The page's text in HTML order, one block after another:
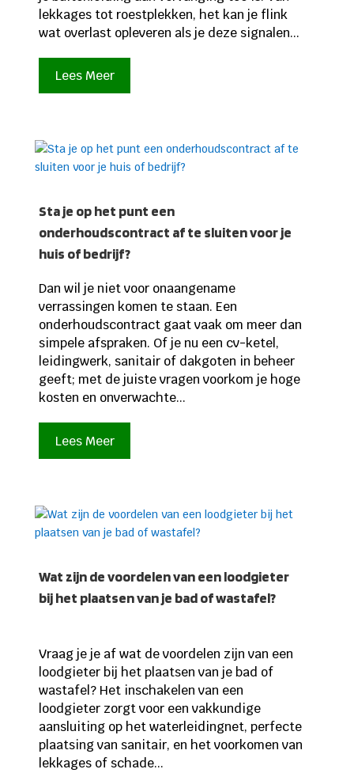
lekkages tot roestplekken, het kan je flink
wat overlast opleveren als je deze signalen...
Lees Meer
Sta je op het punt een
onderhoudscontract af te sluiten voor je
huis of bedrijf?
Dan wil je niet voor onaangename
verrassingen komen te staan. Een
onderhoudscontract gaat vaak om meer dan
simpele afspraken. Of je nu een cv-ketel,
leidingwerk, sanitair of dakgoten in beheer
geeft; met de juiste vragen voorkom je hoge
kosten en onverwachte...
Lees Meer
Wat zijn de voordelen van een loodgieter
bij het plaatsen van je bad of wastafel?
Vraag je je af wat de voordelen zijn van een
loodgieter bij het plaatsen van je bad of
wastafel? Het inschakelen van een
loodgieter zorgt voor een vakkundige
aansluiting op het waterleidingnet, perfecte
plaatsing van sanitair, en het voorkomen van
lekkages of schade...